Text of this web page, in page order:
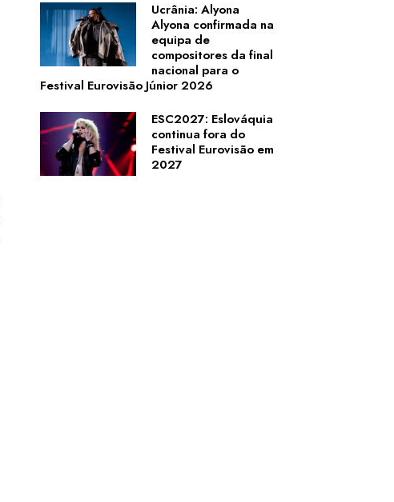
Ucrânia: Alyona
Alyona confirmada na
equipa de
compositores da final
nacional para o
Festival Eurovisão Júnior 2026
ESC2027: Eslováquia
continua fora do
Festival Eurovisão em
2027